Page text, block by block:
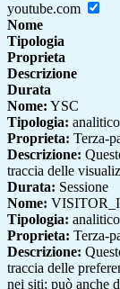
youtube.com
Nome
Tipologia
Proprieta
Descrizione
Durata
Nome: YSC
Tipologia: analitico
Proprieta: Terza-
Descrizione:
traccia delle
Durata: Sessione
Nome:
Tipologia: analitico
Proprieta: Terza-
Descrizione:
traccia delle
nei siti; può anche